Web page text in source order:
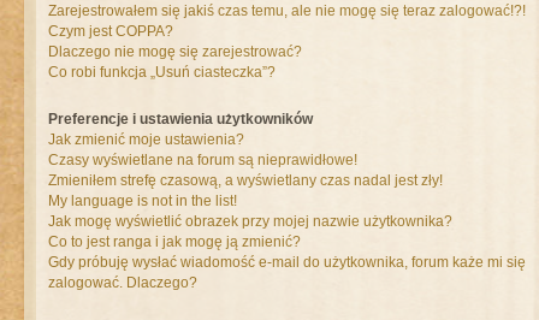
Zarejestrowałem się jakiś czas temu, ale nie mogę się teraz zalogować!?!
Czym jest COPPA?
Dlaczego nie mogę się zarejestrować?
Co robi funkcja „Usuń ciasteczka”?
Preferencje i ustawienia użytkowników
Jak zmienić moje ustawienia?
Czasy wyświetlane na forum są nieprawidłowe!
Zmieniłem strefę czasową, a wyświetlany czas nadal jest zły!
My language is not in the list!
Jak mogę wyświetlić obrazek przy mojej nazwie użytkownika?
Co to jest ranga i jak mogę ją zmienić?
Gdy próbuję wysłać wiadomość e-mail do użytkownika, forum każe mi się
zalogować. Dlaczego?